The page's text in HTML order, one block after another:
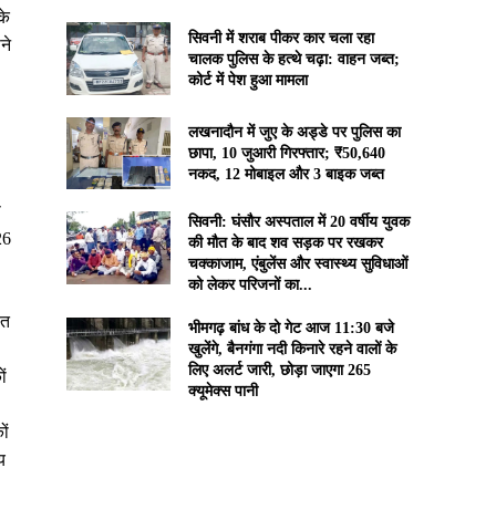
सिवनी में शराब पीकर कार चला रहा
चालक पुलिस के हत्थे चढ़ा: वाहन जब्त;
कोर्ट में पेश हुआ मामला
लखनादौन में जुए के अड्डे पर पुलिस का
छापा, 10 जुआरी गिरफ्तार; ₹50,640
नकद, 12 मोबाइल और 3 बाइक जब्त
सिवनी: घंसौर अस्पताल में 20 वर्षीय युवक
की मौत के बाद शव सड़क पर रखकर
चक्काजाम, एंबुलेंस और स्वास्थ्य सुविधाओं
को लेकर परिजनों का...
भीमगढ़ बांध के दो गेट आज 11:30 बजे
खुलेंगे, बैनगंगा नदी किनारे रहने वालों के
लिए अलर्ट जारी, छोड़ा जाएगा 265
क्यूमेक्स पानी